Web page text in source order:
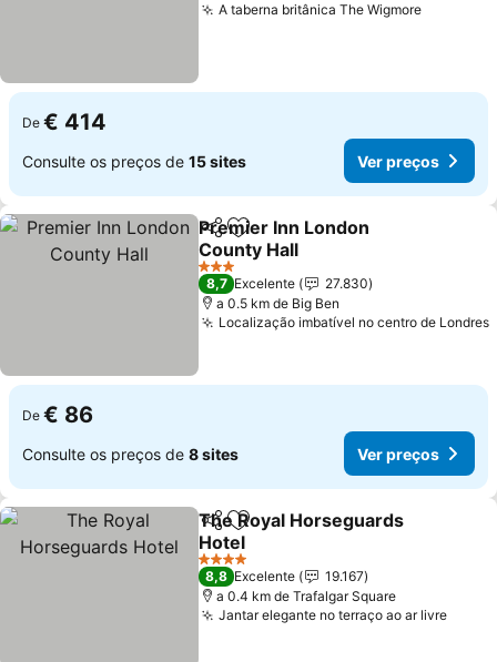
A taberna britânica The WigmoreVer
De € 414
Consulte os preços de 15 sites Ver preços
PartilharAdicionar aos favoritos
Premier Inn London
County Hall
Ver preços
3 Estrelas
8,7 Excelente
27.830
a 0.5 km de Big Ben
Localização imbatível no centro de Londres
De € 86
Consulte os preços de 8 sites Ver preços
PartilharAdicionar aos favoritos
The Royal Horseguards
Hotel
Ver preços
4 Estrelas
8,8 Excelente
19.167
a 0.4 km de Trafalgar Square
Jantar elegante no terraço ao ar livreVer